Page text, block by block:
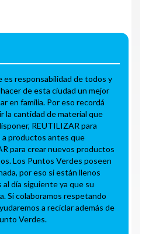
es responsabilidad de todos y
de esta ciudad un mejor
en familia. Por eso recordá
la cantidad de material que
REUTILIZAR para
productos antes que
para crear nuevos productos
Los Puntos Verdes poseen
por eso si están llenos
día siguiente ya que su
Si colaboramos respetando
a reciclar además de
Verdes.